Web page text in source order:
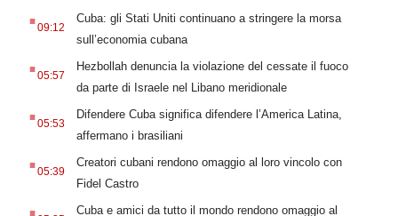
.09:12
Cuba: gli Stati Uniti continuano a stringere la morsa
sull’economia cubana
.05:57
Hezbollah denuncia la violazione del cessate il fuoco
da parte di Israele nel Libano meridionale
.05:53
Difendere Cuba significa difendere l’America Latina,
affermano i brasiliani
.05:39
Creatori cubani rendono omaggio al loro vincolo con
Fidel Castro
.
Cuba e amici da tutto il mondo rendono omaggio al